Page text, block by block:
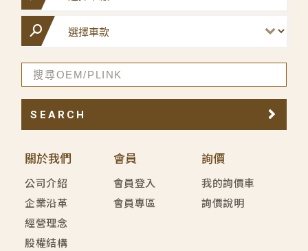
關於我們
公司介紹
企業沿革
經營理念
股權結構
會員
會員登入
會員專區
詢價
我的詢價車
詢價說明
SEARCH